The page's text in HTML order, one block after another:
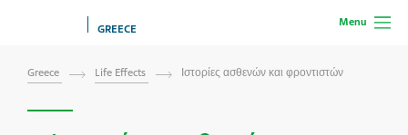
Menu
GREECE
Greece Life Effects Ιστορίες ασθενών και φροντιστών